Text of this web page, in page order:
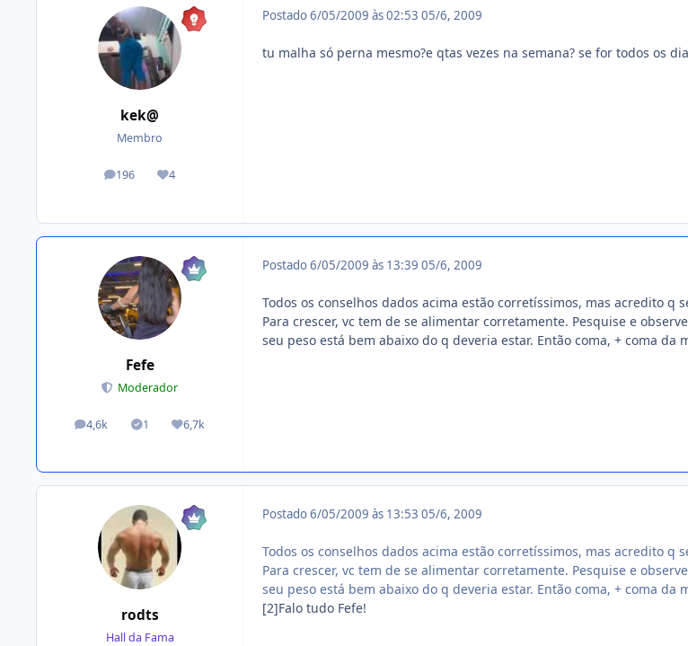
kek@
Membro
196
posts 4
Reputação
Postado6/05/2009 às 02:53 05/6, 2009
tu malha só perna mesmo?e qtas vezes na semana? se for todos os
Fefe
Moderador
4,6k
posts 1
Tópicos solucionados
6,7k
Reputação
Postado6/05/2009 às 13:39 05/6, 2009
Todos os conselhos dados acima estão corretíssimos, mas acredito
Para crescer, vc tem de se alimentar corretamente. Pesquise e
seu peso está bem abaixo do q deveria estar. Então coma, + coma
rodts
Hall da Fama
Postado6/05/2009 às 13:53 05/6, 2009
Todos os conselhos dados acima estão corretíssimos, mas acredito
Para crescer, vc tem de se alimentar corretamente. Pesquise e
seu peso está bem abaixo do q deveria estar. Então coma, + coma
[2]Falo tudo Fefe!